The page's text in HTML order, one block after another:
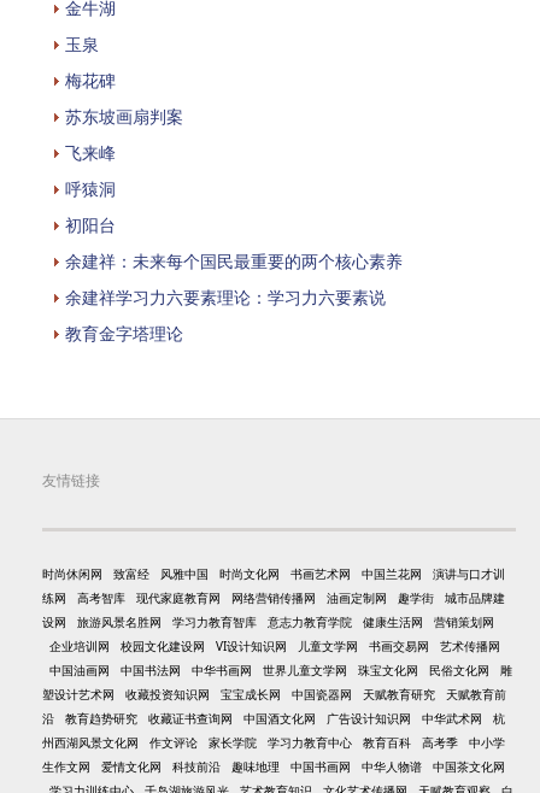
金牛湖
玉泉
梅花碑
苏东坡画扇判案
飞来峰
呼猿洞
初阳台
余建祥：未来每个国民最重要的两个核心素养
余建祥学习力六要素理论：学习力六要素说
教育金字塔理论
友情链接
时尚休闲网 致富经 风雅中国 时尚文化网 书画艺术网 中国兰花网
演讲与口才训
练网
高考智库 现代家庭教育网 网络营销传播网 油画定制网 趣学街
城市品牌建
设网
旅游风景名胜网 学习力教育智库 意志力教育学院 健康生活网
营销策划网
企业培训网
校园文化建设网 VI设计知识网 儿童文学网 书画交易网
艺术传播网
中国油画网
中国书法网 中华书画网 世界儿童文学网 珠宝文化网 民俗文化网
雕
塑设计艺术网
收藏投资知识网 宝宝成长网 中国瓷器网 天赋教育研究
天赋教育前
沿
教育趋势研究 收藏证书查询网 中国酒文化网 广告设计知识网 中华武术网
杭
州西湖风景文化网
作文评论 家长学院 学习力教育中心 教育百科 高考季
中小学
生作文网
爱情文化网 科技前沿 趣味地理 中国书画网 中华人物谱
中国茶文化网